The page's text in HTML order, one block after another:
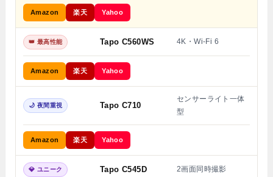
Amazon 楽天 Yahoo
👑 最高性能 Tapo C560WS 4K・Wi-Fi 6
Amazon 楽天 Yahoo
🌙 夜間重視 Tapo C710
センサーライト一体
型
Amazon 楽天 Yahoo
💎 ユニーク Tapo C545D 2画面同時撮影